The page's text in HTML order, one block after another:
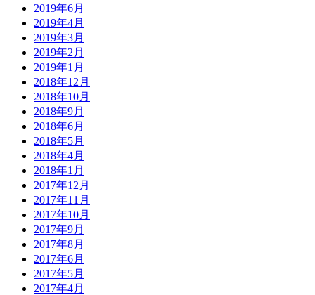
2019年6月
2019年4月
2019年3月
2019年2月
2019年1月
2018年12月
2018年10月
2018年9月
2018年6月
2018年5月
2018年4月
2018年1月
2017年12月
2017年11月
2017年10月
2017年9月
2017年8月
2017年6月
2017年5月
2017年4月